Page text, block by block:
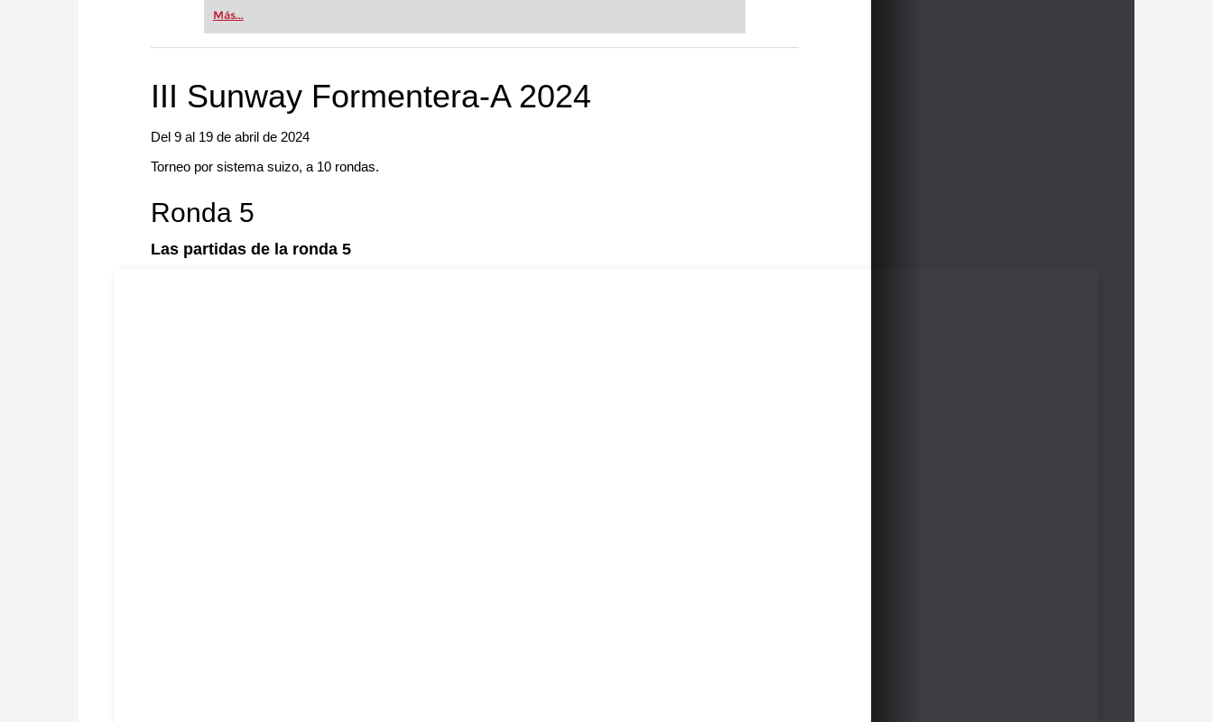
Whether you’re taking your first steps into the world of club chess,
more efficiently, intelligently and with a more personalised
Más...
III Sunway Formentera-A 2024
Del 9 al 19 de abril de 2024
Torneo por sistema suizo, a 10 rondas.
Ronda 5
Las partidas de la ronda 5